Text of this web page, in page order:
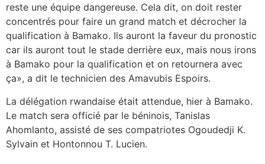
reste une équipe dangereuse. Cela dit, on doit rester
concentrés pour faire un grand match et décrocher la
qualification à Bamako. Ils auront la faveur du pronostic
car ils auront tout le stade derrière eux, mais nous irons
à Bamako pour la qualification et on retournera avec
ça», a dit le technicien des Amavubis Espoirs.
La délégation rwandaise était attendue, hier à Bamako.
Le match sera officié par le béninois, Tanislas
Ahomlanto, assisté de ses compatriotes Ogoudedji K.
Sylvain et Hontonnou T. Lucien.